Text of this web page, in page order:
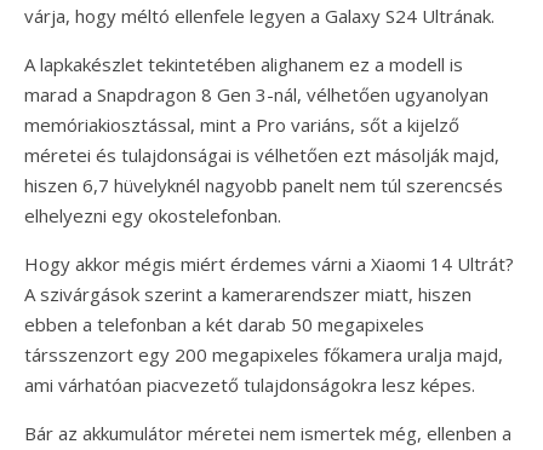
várja, hogy méltó ellenfele legyen a Galaxy S24 Ultrának.
A lapkakészlet tekintetében alighanem ez a modell is
marad a Snapdragon 8 Gen 3-nál, vélhetően ugyanolyan
memóriakiosztással, mint a Pro variáns, sőt a kijelző
méretei és tulajdonságai is vélhetően ezt másolják majd,
hiszen 6,7 hüvelyknél nagyobb panelt nem túl szerencsés
elhelyezni egy okostelefonban.
Hogy akkor mégis miért érdemes várni a Xiaomi 14 Ultrát?
A szivárgások szerint a kamerarendszer miatt, hiszen
ebben a telefonban a két darab 50 megapixeles
társszenzort egy 200 megapixeles főkamera uralja majd,
ami várhatóan piacvezető tulajdonságokra lesz képes.
Bár az akkumulátor méretei nem ismertek még, ellenben a